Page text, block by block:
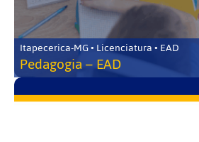
Itapecerica-MG • Licenciatura • EAD
Pedagogia – EAD